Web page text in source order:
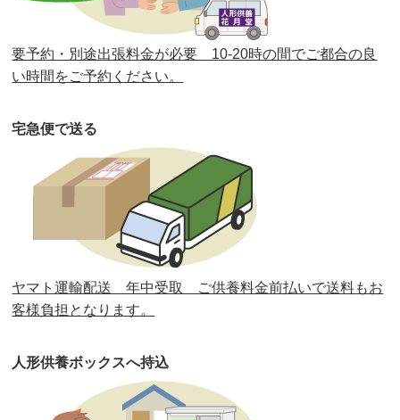
第36回人形供養祭 令和2年4月16日(木)
第35回人形供養祭令和2年2月13日(木)
第33回人形供養祭
第32回人形供養祭 令和元年6月12日(水)
第31回人形供養祭 平成31年3月13日(水)
第30回人形供養祭平成30年11月28日(水)
第29回人形供養祭平成30年5月23日(水)
第27回人形供養祭平成29年6月14日(水)
第26回人形供養祭平成28年12月15日(木)
要予約・別途出張料金が必要 10-20時の間でご都合の良
い時間をご予約ください。
宅急便で送る
ヤマト運輸配送 年中受取 ご供養料金前払いで送料もお
客様負担となります。
人形供養ボックスへ持込